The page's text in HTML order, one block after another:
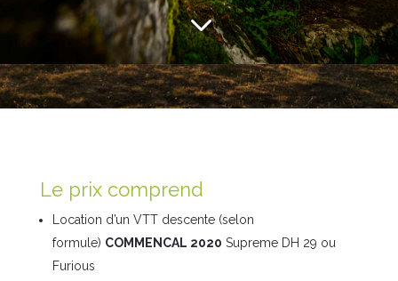
3
Le prix comprend
Location d’un VTT descente (selon
formule) COMMENCAL 2020 Supreme DH 29 ou
Furious